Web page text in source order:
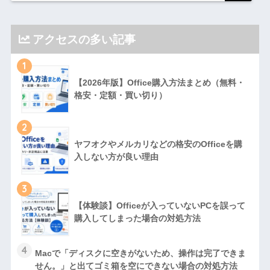
アクセスの多い記事
1
【2026年版】Office購入方法まとめ（無料・
格安・定額・買い切り）
2
ヤフオクやメルカリなどの格安のOfficeを購
入しない方が良い理由
3
【体験談】Officeが入っていないPCを誤って
購入してしまった場合の対処方法
4
Macで「ディスクに空きがないため、操作は完了できま
せん。」と出てゴミ箱を空にできない場合の対処方法